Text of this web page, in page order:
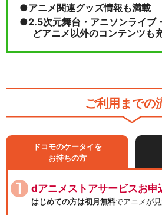
アニメ関連グッズ情報も満載
2.5次元舞台・アニソンライブ
どアニメ以外のコンテンツも
ご利用までの
ドコモのケータイを
お持ちの方
dアニメストアサービスお申
はじめての方は初月無料でアニメが見